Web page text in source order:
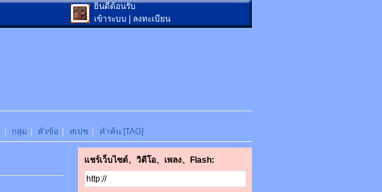
ยินดีต้อนรับ
เข้าระบบ
ลงทะเบียน
กลุ่ม หัวข้อ สเปซ คำค้น [TAG]
แชร์เว็บไซต์、วิดีโอ、เพลง、Flash: